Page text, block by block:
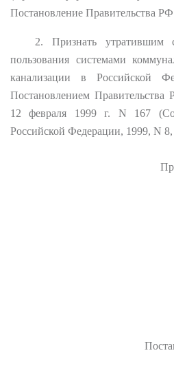
Постановление Правительства
2. Признать
пользования системами
канализации в Российской
Постановлением Правительства
12 февраля 1999 г. N 167
Российской Федерации, 1999, N 8,